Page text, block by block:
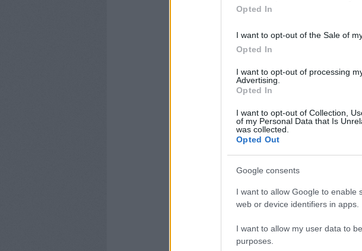
Opted In
I want to opt-out of the Sale of
Opted In
I want to opt-out of processing
Advertising.
Opted In
I want to opt-out of Collection,
of my Personal Data that Is
was collected.
Opted Out
Google consents
I want to allow Google to enable
web or device identifiers in apps.
I want to allow my user data to
purposes.